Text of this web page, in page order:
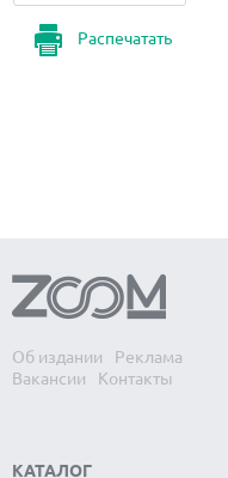
Распечатать
Об издании
Реклама
Вакансии
Контакты
КАТАЛОГ